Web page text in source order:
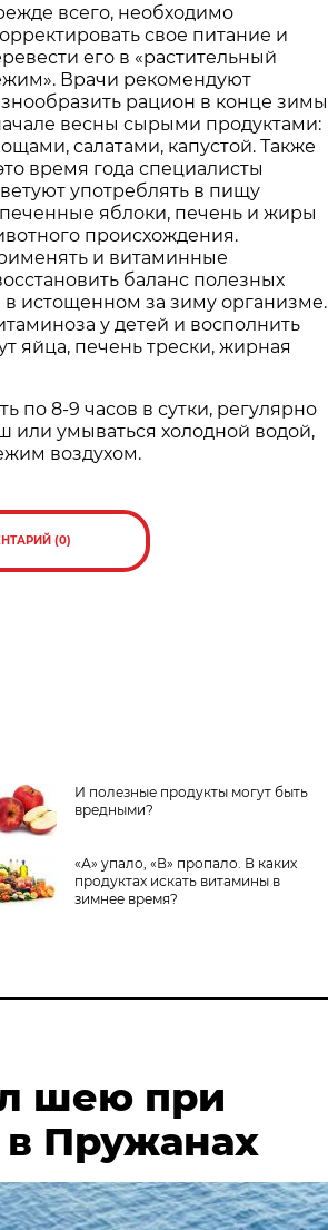
всего, необходимо
свое питание и
его в «растительный
Врачи рекомендуют
рацион в конце зимы
весны сырыми продуктами:
салатами, капустой. Также
время года специалисты
употреблять в пищу
яблоки, печень и жиры
происхождения.
и витаминные
баланс полезных
истощенном за зиму организме.
у детей и восполнить
яйца, печень трески, жирная
по 8-9 часов в сутки, регулярно
или умываться холодной водой,
воздухом.
(0)
И полезные продукты могут быть
вредными?
«А» упало, «В» пропало. В каких
продуктах искать витамины в
зимнее время?
шею при
Пружанах